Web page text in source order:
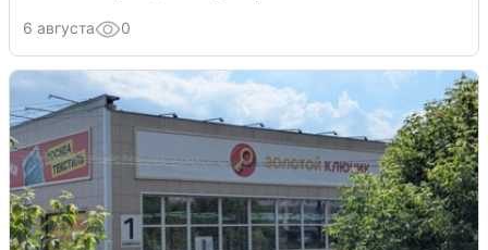
6 августа 0